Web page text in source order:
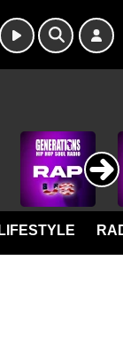
LIFESTYLE